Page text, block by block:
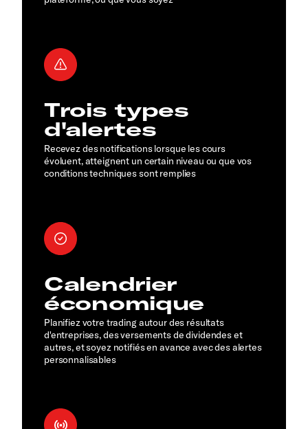
Trois types
d'alertes
Recevez des notifications lorsque les cours
évoluent, atteignent un certain niveau ou que vos
conditions techniques sont remplies
Calendrier
économique
Planifiez votre trading autour des résultats
d'entreprises, des versements de dividendes et
autres, et soyez notifiés en avance avec des alertes
personnalisables